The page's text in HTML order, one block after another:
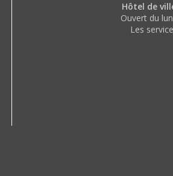
Hôtel de
Ouvert du
Les